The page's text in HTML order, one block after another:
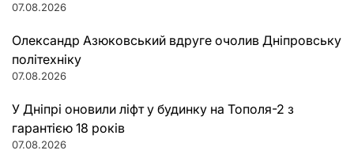
07.08.2026
Олександр Азюковський вдруге очолив Дніпровську
політехніку
07.08.2026
У Дніпрі оновили ліфт у будинку на Тополя-2 з
гарантією 18 років
07.08.2026